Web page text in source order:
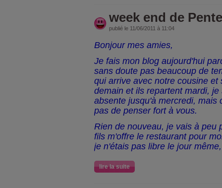
week end de
publié le 11/06/2011 à 11:04
Bonjour mes amies,
Je fais mon blog aujourd'hui
sans doute pas beaucoup de
qui arrive avec notre cousine et
demain et ils repartent mardi,
absente jusqu'à mercredi, mais
pas de penser fort à vous.
Rien de nouveau, je vais à peu
fils m'offre le restaurant pour
je n'étais pas libre le jour
lire la suite